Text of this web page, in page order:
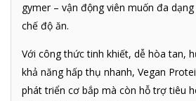
gymer – vận động viên muốn đa
chế độ ăn.
Với công thức tinh khiết, dễ hòa tan,
khả năng hấp thụ nhanh, Vegan
phát triển cơ bắp mà còn hỗ trợ tiêu